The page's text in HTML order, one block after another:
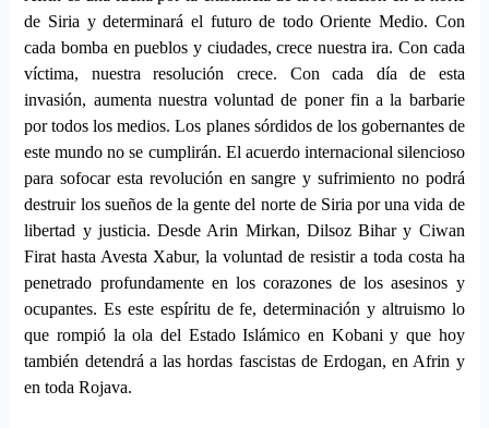
de Siria y determinará el futuro de todo Oriente Medio. Con
cada bomba en pueblos y ciudades, crece nuestra ira. Con cada
víctima, nuestra resolución crece. Con cada día de esta
invasión, aumenta nuestra voluntad de poner fin a la barbarie
por todos los medios. Los planes sórdidos de los gobernantes de
este mundo no se cumplirán. El acuerdo internacional silencioso
para sofocar esta revolución en sangre y sufrimiento no podrá
destruir los sueños de la gente del norte de Siria por una vida de
libertad y justicia. Desde Arin Mirkan, Dilsoz Bihar y Ciwan
Firat hasta Avesta Xabur, la voluntad de resistir a toda costa ha
penetrado profundamente en los corazones de los asesinos y
ocupantes. Es este espíritu de fe, determinación y altruismo lo
que rompió la ola del Estado Islámico en Kobani y que hoy
también detendrá a las hordas fascistas de Erdogan, en Afrin y
en toda Rojava.